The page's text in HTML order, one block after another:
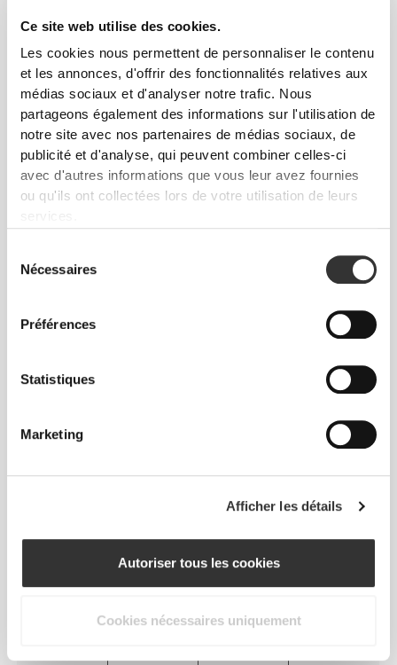
Ce site web utilise des cookies.
Les cookies nous permettent de personnaliser le contenu
et les annonces, d'offrir des fonctionnalités relatives aux
médias sociaux et d'analyser notre trafic. Nous
partageons également des informations sur l'utilisation de
notre site avec nos partenaires de médias sociaux, de
publicité et d'analyse, qui peuvent combiner celles-ci
avec d'autres informations que vous leur avez fournies
ou qu'ils ont collectées lors de votre utilisation de leurs
services.
Nécessaires
Préférences
Statistiques
Marketing
Afficher les détails
Autoriser tous les cookies
Cookies nécessaires uniquement
Pour des mouvements libres et
confortables chaque jour. Telle est
la devise.
look décontracté.
VOS MESURES CORPORELLES